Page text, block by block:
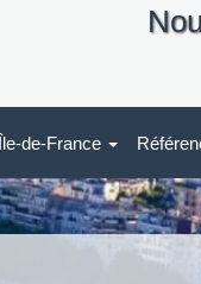
Île-de-France